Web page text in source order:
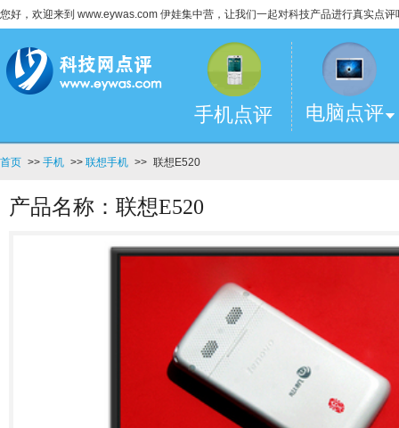
您好，欢迎来到 www.eywas.com 伊娃集中营，让我们一起对科技产品进行真实点评
手机点评 电脑点评
首页 >> 手机 >> 联想手机 >> 联想E520
产品名称：联想E520